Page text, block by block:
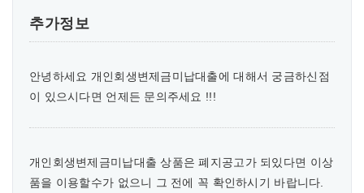
추가정보
안녕하세요 개인회생변제금미납대출에 대해서 궁금하신점
이 있으시다면 언제든 문의주세요 !!!
개인회생변제금미납대출 상품은 폐지공고가 되있다면 이상
품을 이용할수가 없으니 그 전에 꼭 확인하시기 바랍니다.